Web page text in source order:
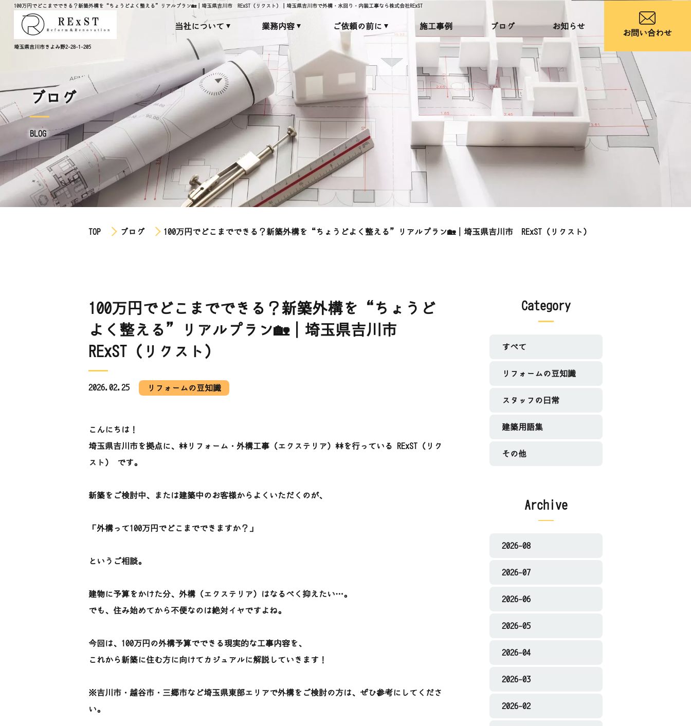
100万円でどこまでできる？新築外構を“ちょうどよく整える”リアルプラン🏡│埼玉県吉川市 RExST（リクスト）｜埼玉県吉川市で外構・水回り・内装工事なら株式会社RExST
埼玉県吉川市きよみ野2-28-1-205
当社について 業務内容 ご依頼の前に 施工事例 ブログ お知らせ
お問い合わせ
ブログ
BLOG
TOP ブログ 100万円でどこまでできる？新築外構を“ちょうどよく整える”リアルプラン🏡│埼玉県吉川市 RExST（リクスト）
100万円でどこまでできる？新築外構を“ちょうど
よく整える”リアルプラン🏡│埼玉県吉川市
RExST（リクスト）
2026.02.25 リフォームの豆知識
こんにちは！
埼玉県吉川市を拠点に、**リフォーム・外構工事（エクステリア）**を行っている RExST（リク
スト） です。
新築をご検討中、または建築中のお客様からよくいただくのが、
「外構って100万円でどこまでできますか？」
というご相談。
建物に予算をかけた分、外構（エクステリア）はなるべく抑えたい…。
でも、住み始めてから不便なのは絶対イヤですよね。
今回は、100万円の外構予算でできる現実的な工事内容を、
これから新築に住む方に向けてカジュアルに解説していきます！
※吉川市・越谷市・三郷市など埼玉県東部エリアで外構をご検討の方は、ぜひ参考にしてくださ
い。
Category
すべて
リフォームの豆知識
スタッフの日常
建築用語集
その他
Archive
2026-08
2026-07
2026-06
2026-05
2026-04
2026-03
2026-02